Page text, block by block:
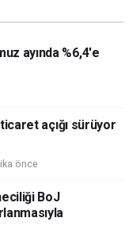
döviz ticaretini tercih
ifade edilen görüşler
görüşlerini ifade
FXStreet
analiz, fiyatlar
bilgiler çalışanlar,
piyasa yorumu olarak
olarak ortaya
olmaksızın
kabul etmemektedir.
ayında %6,4'e
açığı sürüyor
önce
BoJ